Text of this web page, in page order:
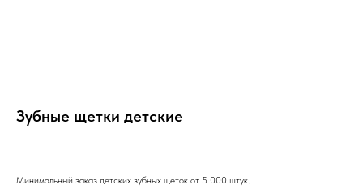
Зубные щетки детские
Минимальный заказ детских зубных щеток от 5 000 штук.